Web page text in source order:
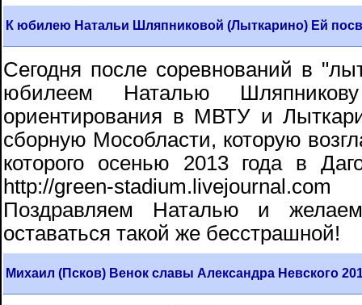
К юбилею Натальи Шляпниковой (Лыткарино) Ей
Сегодня после соревнований в
юбилеем Наталью
ориентирования в МВТУ и
сборную Мособласти, которую
которого осенью 2013 года в
http://green-stadium.livejournal.com
Поздравляем Наталью и
оставаться такой же бесстрашной!
Михаил (Псков) Венок славы Александра Невского